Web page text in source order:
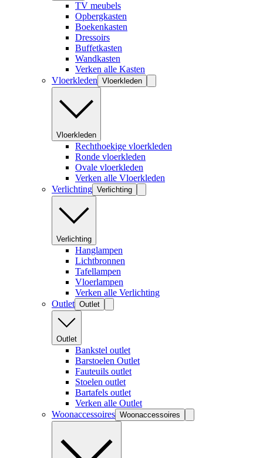
TV meubels
Opbergkasten
Boekenkasten
Dressoirs
Buffetkasten
Wandkasten
Verken alle Kasten
Vloerkleden Vloerkleden
Vloerkleden
Rechthoekige vloerkleden
Ronde vloerkleden
Ovale vloerkleden
Verken alle Vloerkleden
Verlichting Verlichting
Verlichting
Hanglampen
Lichtbronnen
Tafellampen
Vloerlampen
Verken alle Verlichting
Outlet Outlet
Outlet
Bankstel outlet
Barstoelen Outlet
Fauteuils outlet
Stoelen outlet
Bartafels outlet
Verken alle Outlet
Woonaccessoires Woonaccessoires